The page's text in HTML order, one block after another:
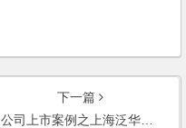
下一篇
公司上市案例之上海泛华能源发展股份有限公司上市(IPO)前期法律服务